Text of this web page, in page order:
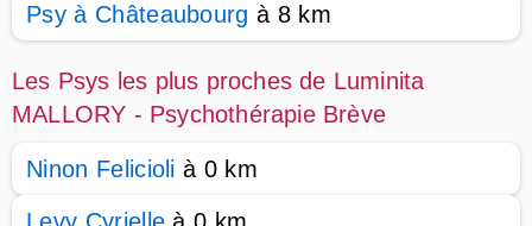
Psy à Châteaubourg à 8 km
Les Psys les plus proches de Luminita
MALLORY - Psychothérapie Brève
Ninon Felicioli à 0 km